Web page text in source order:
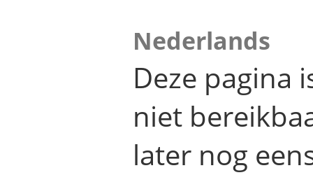
Nederlands
Deze pagina
niet
later nog